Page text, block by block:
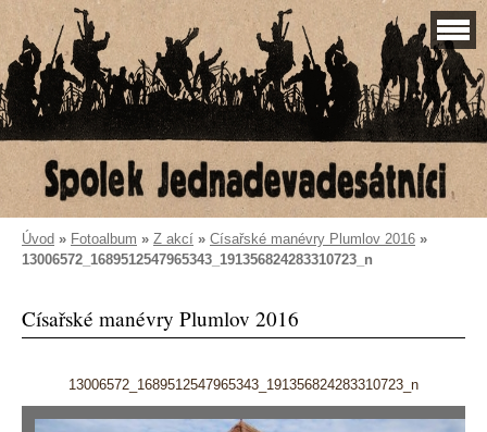
Úvod » Fotoalbum » Z akcí » Císařské manévry Plumlov 2016 »
13006572_1689512547965343_191356824283310723_n
Císařské manévry Plumlov 2016
13006572_1689512547965343_191356824283310723_n